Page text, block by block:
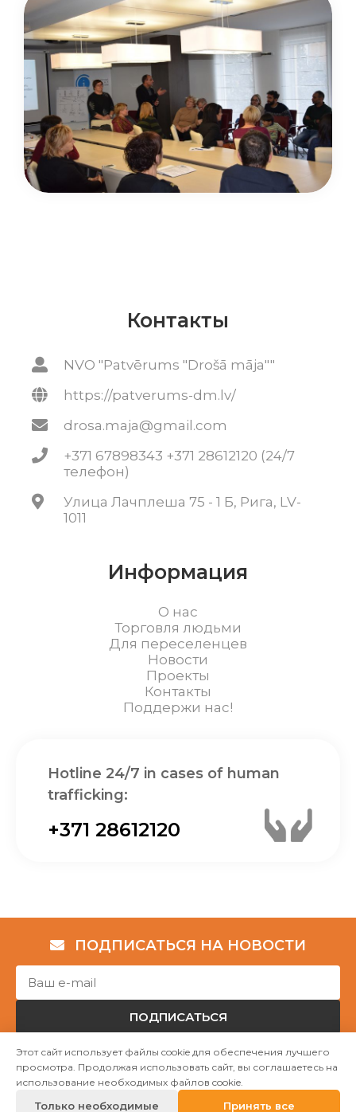
Контакты
NVO "Patvērums "Drošā māja""
https://patverums-dm.lv/
drosa.maja@gmail.com
+371 67898343 +371 28612120 (24/7
телефон)
Улица Лачплеша 75 - 1 Б, Рига, LV-
1011
Информация
О нас
Торговля людьми
Для переселенцев
Новости
Проекты
Контакты
Поддержи нас!
Hotline 24/7 in cases of human
trafficking:
+371 28612120
ПОДПИСАТЬСЯ НА НОВОСТИ
ПОДПИСАТЬСЯ
Авторские права © НГО „Убежище "Надёжный дом""
Этот сайт использует файлы cookie для обеспечения лучшего
просмотра. Продолжая использовать сайт, вы соглашаетесь на
использование необходимых файлов cookie.
Только необходимые Принять все